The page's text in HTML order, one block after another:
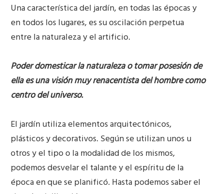
Una característica del jardín, en todas las épocas y
en todos los lugares, es su oscilación perpetua
entre la naturaleza y el artificio.
Poder domesticar la naturaleza o tomar posesión de
ella es una visión muy renacentista del hombre como
centro del universo.
El jardín utiliza elementos arquitectónicos,
plásticos y decorativos. Según se utilizan unos u
otros y el tipo o la modalidad de los mismos,
podemos desvelar el talante y el espíritu de la
época en que se planificó. Hasta podemos saber el